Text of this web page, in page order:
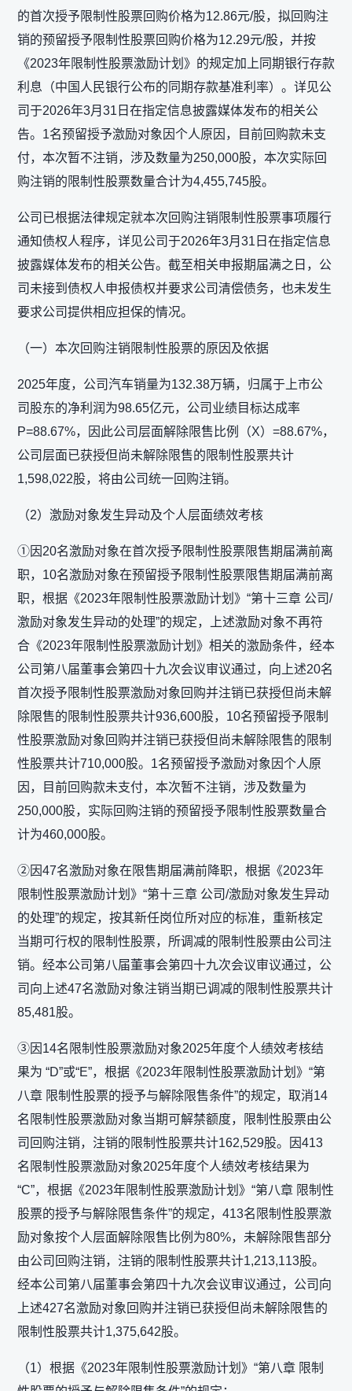
的首次授予限制性股票回购价格为12.86元/股，拟回购注
销的预留授予限制性股票回购价格为12.29元/股，并按
《2023年限制性股票激励计划》的规定加上同期银行存款
利息（中国人民银行公布的同期存款基准利率）。详见公
司于2026年3月31日在指定信息披露媒体发布的相关公
告。1名预留授予激励对象因个人原因，目前回购款未支
付，本次暂不注销，涉及数量为250,000股，本次实际回
购注销的限制性股票数量合计为4,455,745股。
公司已根据法律规定就本次回购注销限制性股票事项履行
通知债权人程序，详见公司于2026年3月31日在指定信息
披露媒体发布的相关公告。截至相关申报期届满之日，公
司未接到债权人申报债权并要求公司清偿债务，也未发生
要求公司提供相应担保的情况。
（一）本次回购注销限制性股票的原因及依据
2025年度，公司汽车销量为132.38万辆，归属于上市公
司股东的净利润为98.65亿元，公司业绩目标达成率
P=88.67%，因此公司层面解除限售比例（X）=88.67%，
公司层面已获授但尚未解除限售的限制性股票共计
1,598,022股，将由公司统一回购注销。
（2）激励对象发生异动及个人层面绩效考核
①因20名激励对象在首次授予限制性股票限售期届满前离
职，10名激励对象在预留授予限制性股票限售期届满前离
职，根据《2023年限制性股票激励计划》“第十三章 公司/
激励对象发生异动的处理”的规定，上述激励对象不再符
合《2023年限制性股票激励计划》相关的激励条件，经本
公司第八届董事会第四十九次会议审议通过，向上述20名
首次授予限制性股票激励对象回购并注销已获授但尚未解
除限售的限制性股票共计936,600股，10名预留授予限制
性股票激励对象回购并注销已获授但尚未解除限售的限制
性股票共计710,000股。1名预留授予激励对象因个人原
因，目前回购款未支付，本次暂不注销，涉及数量为
250,000股，实际回购注销的预留授予限制性股票数量合
计为460,000股。
②因47名激励对象在限售期届满前降职，根据《2023年
限制性股票激励计划》“第十三章 公司/激励对象发生异动
的处理”的规定，按其新任岗位所对应的标准，重新核定
当期可行权的限制性股票，所调减的限制性股票由公司注
销。经本公司第八届董事会第四十九次会议审议通过，公
司向上述47名激励对象注销当期已调减的限制性股票共计
85,481股。
③因14名限制性股票激励对象2025年度个人绩效考核结
果为 “D”或“E”，根据《2023年限制性股票激励计划》“第
八章 限制性股票的授予与解除限售条件”的规定，取消14
名限制性股票激励对象当期可解禁额度，限制性股票由公
司回购注销，注销的限制性股票共计162,529股。因413
名限制性股票激励对象2025年度个人绩效考核结果为
“C”，根据《2023年限制性股票激励计划》“第八章 限制性
股票的授予与解除限售条件”的规定，413名限制性股票激
励对象按个人层面解除限售比例为80%，未解除限售部分
由公司回购注销，注销的限制性股票共计1,213,113股。
经本公司第八届董事会第四十九次会议审议通过，公司向
上述427名激励对象回购并注销已获授但尚未解除限售的
限制性股票共计1,375,642股。
（1）根据《2023年限制性股票激励计划》“第八章 限制